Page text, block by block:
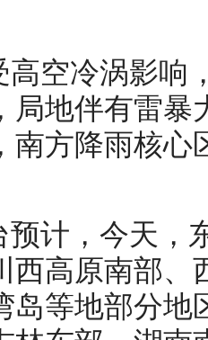
高空冷涡影响
局地伴有雷暴
南方降雨核心
预计，今天，
西高原南部、
岛等地部分地